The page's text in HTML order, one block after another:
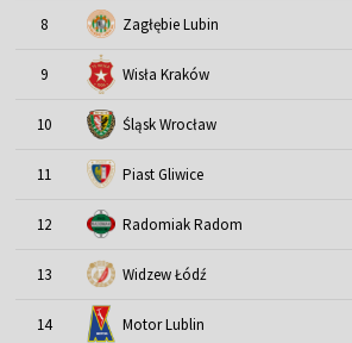
8 Zagłębie Lubin
9 Wisła Kraków
10 Śląsk Wrocław
11 Piast Gliwice
12 Radomiak Radom
13 Widzew Łódź
14 Motor Lublin